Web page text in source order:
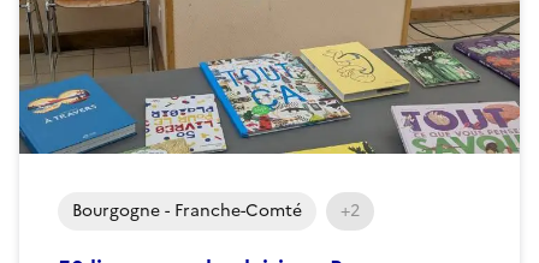
Bourgogne - Franche-Comté +2